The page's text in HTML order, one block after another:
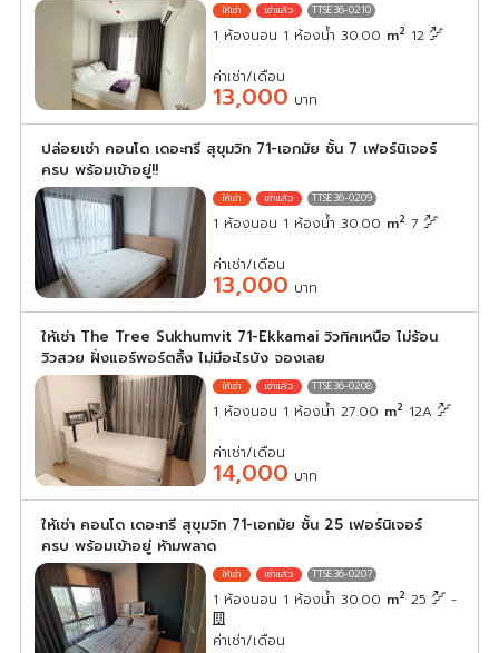
TTSE36-0210
1 ห้องนอน 1 ห้องน้ำ 30.00 m2 12
ค่าเช่า/เดือน
13,000 บาท
ปล่อยเช่า คอนโด เดอะทรี สุขุมวิท 71-เอกมัย ชั้น 7 เฟอร์นิเจอร์
ครบ พร้อมเข้าอยู่!!
TTSE36-0209
1 ห้องนอน 1 ห้องน้ำ 30.00 m2 7
ค่าเช่า/เดือน
13,000 บาท
ให้เช่า The Tree Sukhumvit 71-Ekkamai วิวทิศเหนือ ไม่ร้อน
วิวสวย ฝั่งแอร์พอร์ตลิ้ง ไม่มีอะไรบัง จองเลย
TTSE36-0208
1 ห้องนอน 1 ห้องน้ำ 27.00 m2 12A
ค่าเช่า/เดือน
14,000 บาท
ให้เช่า คอนโด เดอะทรี สุขุมวิท 71-เอกมัย ชั้น 25 เฟอร์นิเจอร์
ครบ พร้อมเข้าอยู่ ห้ามพลาด
TTSE36-0207
1 ห้องนอน 1 ห้องน้ำ 30.00 m2 25 -
ค่าเช่า/เดือน